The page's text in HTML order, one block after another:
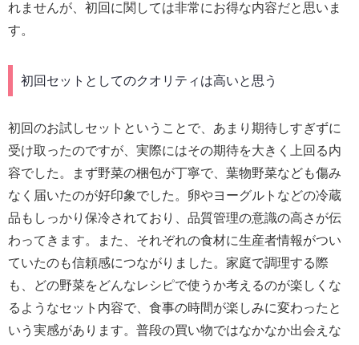
れませんが、初回に関しては非常にお得な内容だと思いま
す。
初回セットとしてのクオリティは高いと思う
初回のお試しセットということで、あまり期待しすぎずに
受け取ったのですが、実際にはその期待を大きく上回る内
容でした。まず野菜の梱包が丁寧で、葉物野菜なども傷み
なく届いたのが好印象でした。卵やヨーグルトなどの冷蔵
品もしっかり保冷されており、品質管理の意識の高さが伝
わってきます。また、それぞれの食材に生産者情報がつい
ていたのも信頼感につながりました。家庭で調理する際
も、どの野菜をどんなレシピで使うか考えるのが楽しくな
るようなセット内容で、食事の時間が楽しみに変わったと
いう実感があります。普段の買い物ではなかなか出会えな